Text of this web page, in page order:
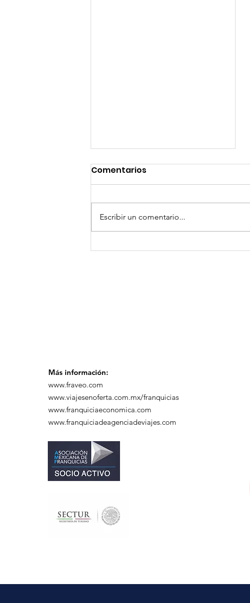
¡Arte, Vino y las Mejores
Comentarios
Escribir un comentario...
Más información:
www.fraveo.com
www.viajesenoferta.com.mx/franquicias
www.franquiciaeconomica.com
www.franquiciadeagenciadeviajes.com